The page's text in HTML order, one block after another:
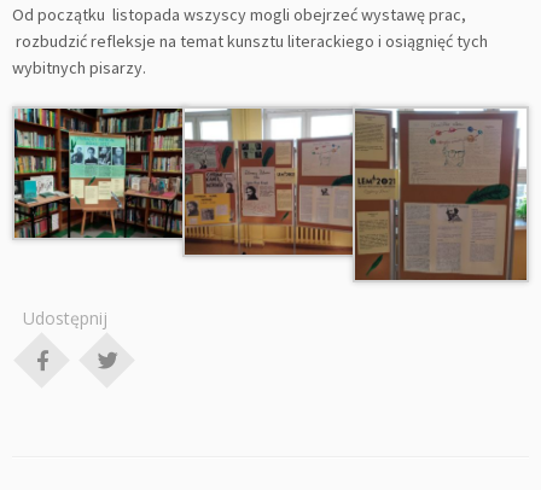
Od początku listopada wszyscy mogli obejrzeć wystawę prac,
rozbudzić refleksje na temat kunsztu literackiego i osiągnięć tych
wybitnych pisarzy.
Udostępnij